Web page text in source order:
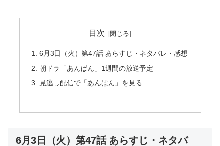
目次
6月3日（火）第47話 あらすじ・ネタバレ・感想
朝ドラ「あんぱん」1週間の放送予定
見逃し配信で「あんぱん」を見る
6月3日（火）第47話 あらすじ・ネタバ